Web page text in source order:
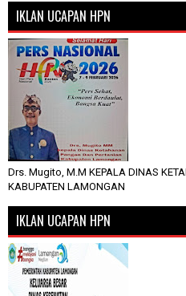
IKLAN UCAPAN HPN
Drs. Mugito, M.M KEPALA DINAS
KABUPATEN LAMONGAN
IKLAN UCAPAN HPN